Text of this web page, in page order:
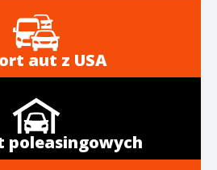
aut z USA
poleasingowych